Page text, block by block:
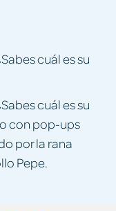
cuál es su
cuál es su
con pop-ups
por la rana
Pepe.